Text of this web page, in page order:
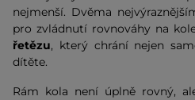
nejmenší. Dvěma
pro zvládnutí rovnováhy na
řetězu, který chrání nejen
dítěte.
Rám kola není úplně rovný,